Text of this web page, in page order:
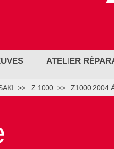
ATELIER
Z 1000 Z1000 2004